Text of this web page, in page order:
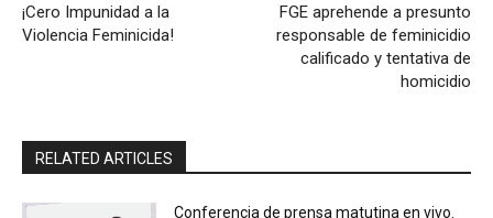
¡Cero Impunidad a la
Violencia Feminicida!
FGE aprehende a presunto
responsable de feminicidio
calificado y tentativa de
homicidio
RELATED ARTICLES
Conferencia de prensa matutina en vivo.